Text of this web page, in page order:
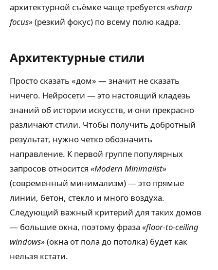
архитектурной съёмке чаще требуется «sharp
focus»(резкий фокус) по всему полю кадра.
Архитектурные стили
Просто сказать «дом» — значит не сказать
ничего. Нейросети — это настоящий кладезь
знаний об истории искусств, и они прекрасно
различают стили. Чтобы получить добротный
результат, нужно четко обозначить
направление. К первой группе популярных
запросов относится «Modern Minimalist»
(современный минимализм) — это прямые
линии, бетон, стекло и много воздуха.
Следующий важный критерий для таких домов
— большие окна, поэтому фраза «floor-to-ceiling
windows»(окна от пола до потолка) будет как
нельзя кстати.